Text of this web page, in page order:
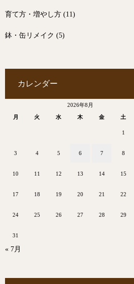
育て方・増やし方 (11)
鉢・缶リメイク (5)
カレンダー
2026年8月
月
火 水 木 金 土
1
3 4 5 6 7 8
10 11 12 13 14 15
17 18 19 20 21 22
24 25 26 27 28 29
31
« 7月